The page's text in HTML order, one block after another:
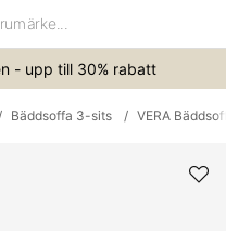
- upp till 30% rabatt
Bäddsoffa 3-sits VERA